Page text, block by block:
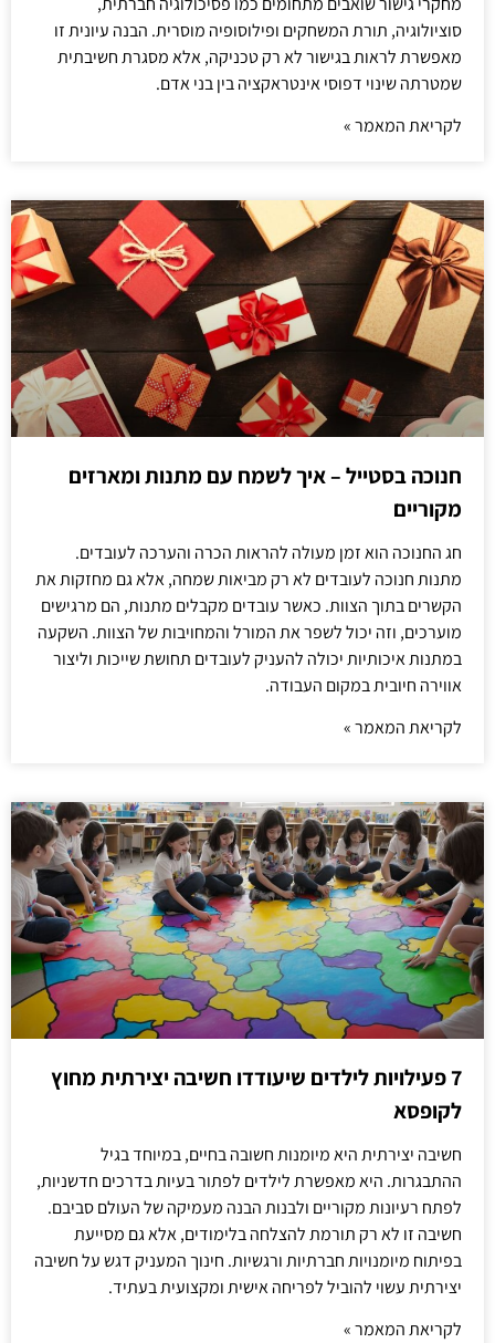
סוציולוגיה, תורת המשחקים ופילוסופיה מוסרית. הבנה עיונית זו
מאפשרת לראות בגישור לא רק טכניקה, אלא מסגרת חשיבתית
שמטרתה שינוי דפוסי אינטראקציה בין בני אדם.
לקריאת המאמר »
חנוכה בסטייל – איך לשמח עם מתנות ומארזים
מקוריים
חג החנוכה הוא זמן מעולה להראות הכרה והערכה לעובדים.
מתנות חנוכה לעובדים לא רק מביאות שמחה, אלא גם מחזקות את
הקשרים בתוך הצוות. כאשר עובדים מקבלים מתנות, הם מרגישים
מוערכים, וזה יכול לשפר את המורל והמחויבות של הצוות. השקעה
במתנות איכותיות יכולה להעניק לעובדים תחושת שייכות וליצור
אווירה חיובית במקום העבודה.
לקריאת המאמר »
7 פעילויות לילדים שיעודדו חשיבה יצירתית מחוץ
לקופסא
חשיבה יצירתית היא מיומנות חשובה בחיים, במיוחד בגיל
ההתבגרות. היא מאפשרת לילדים לפתור בעיות בדרכים חדשניות,
לפתח רעיונות מקוריים ולבנות הבנה מעמיקה של העולם סביבם.
חשיבה זו לא רק תורמת להצלחה בלימודים, אלא גם מסייעת
בפיתוח מיומנויות חברתיות ורגשיות. חינוך המעניק דגש על חשיבה
יצירתית עשוי להוביל לפריחה אישית ומקצועית בעתיד.
לקריאת המאמר »